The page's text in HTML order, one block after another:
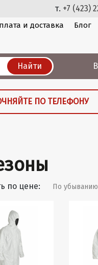
т. +7 (423)
и доставка Блог
Найти
ПО ТЕЛЕФОНУ
по цене: По убыванию